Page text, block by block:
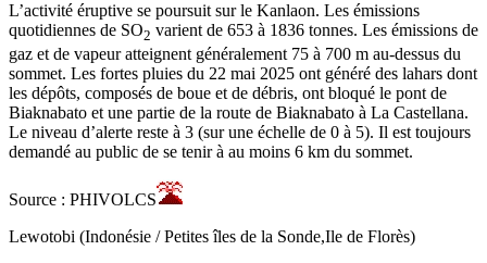
L’activité éruptive se poursuit sur le Kanlaon. Les émissions
quotidiennes de SO2 varient de 653 à 1836 tonnes. Les émissions de
gaz et de vapeur atteignent généralement 75 à 700 m au-dessus du
sommet. Les fortes pluies du 22 mai 2025 ont généré des lahars dont
les dépôts, composés de boue et de débris, ont bloqué le pont de
Biaknabato et une partie de la route de Biaknabato à La Castellana.
Le niveau d’alerte reste à 3 (sur une échelle de 0 à 5). Il est toujours
demandé au public de se tenir à au moins 6 km du sommet.
Source : PHIVOLCS
Lewotobi (Indonésie / Petites îles de la Sonde,Ile de Florès)